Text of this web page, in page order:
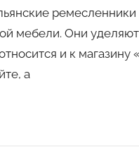
мебели. Они
и к
а